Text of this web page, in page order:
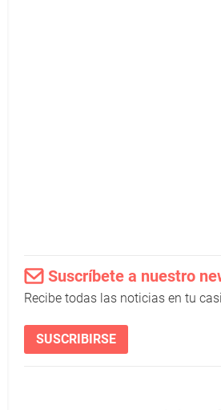
Suscríbete a nuestro
Recibe todas las noticias en tu
SUSCRIBIRSE